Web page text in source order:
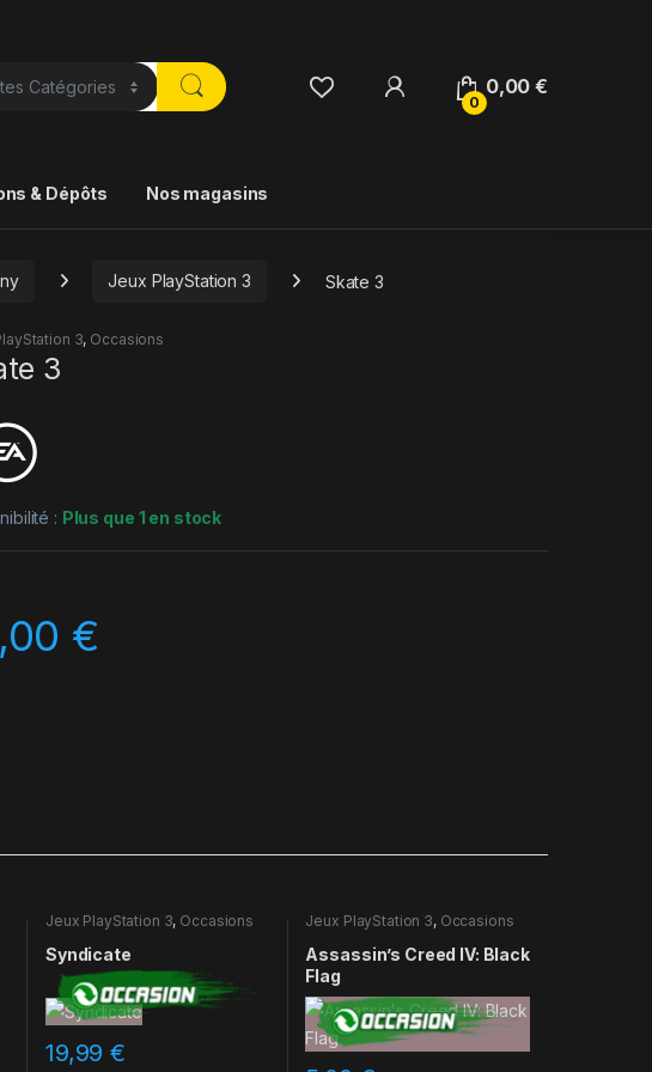
0
0,00€
& Dépôts Nos magasins
Jeux PlayStation 3 Skate 3
3, Occasions
3
: Plus que 1 en stock
€
Jeux PlayStation 3, Occasions
Syndicate
19,99€
Jeux PlayStation 3, Occasions
Assassin’s Creed IV: Black
Flag